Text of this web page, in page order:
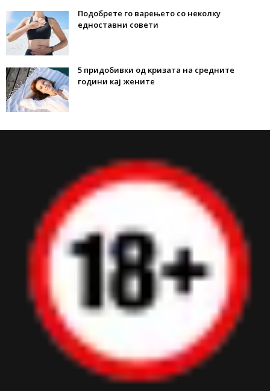
Подобрете го варењето со неколку
едноставни совети
5 придобивки од кризата на средните
години кај жените